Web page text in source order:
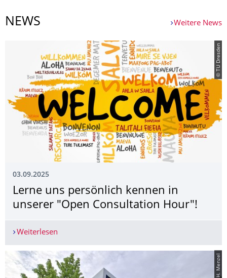
NEWS Weitere News
© TU Dresden
03.09.2025
Lerne uns persönlich kennen in
unserer "Open Consultation Hour"!
Weiterlesen
© H. Menzel